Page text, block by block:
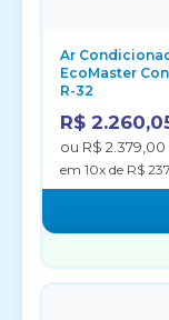
Ar
EcoMaster
R-32
R$
ou R$ 2.379,00
em 10x de R$